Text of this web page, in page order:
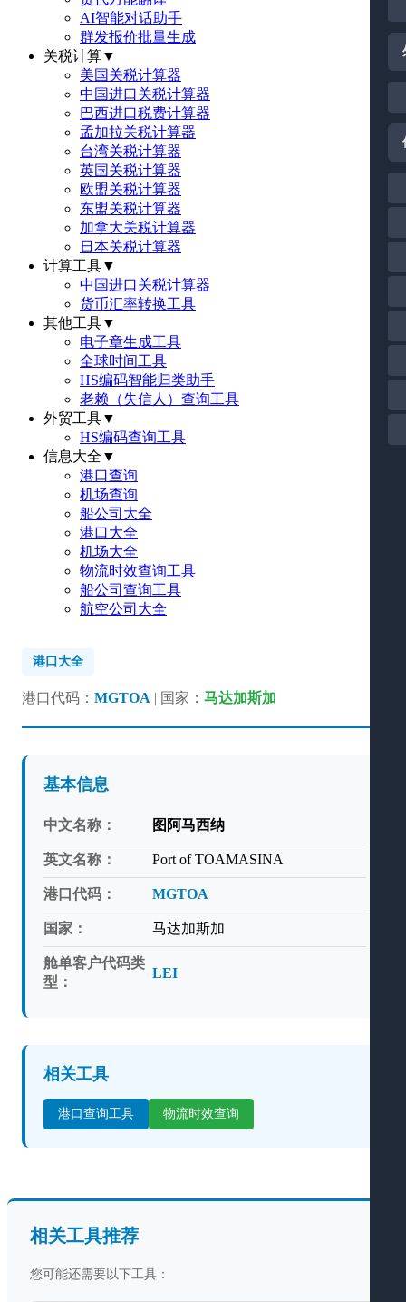
AI智能对话助手
群发报价批量生成
关税计算▼
美国关税计算器
中国进口关税计算器
巴西进口税费计算器
孟加拉关税计算器
台湾关税计算器
英国关税计算器
欧盟关税计算器
东盟关税计算器
加拿大关税计算器
日本关税计算器
计算工具▼
中国进口关税计算器
货币汇率转换工具
其他工具▼
电子章生成工具
全球时间工具
HS编码智能归类助手
老赖（失信人）查询工具
外贸工具▼
HS编码查询工具
信息大全 ▼
港口查询
机场查询
船公司大全
港口大全
机场大全
物流时效查询工具
船公司查询工具
航空公司大全
港口大全
港口代码： MGTOA | 国家： 马达加斯加
基本信息
中文名称： 图阿马西纳
英文名称： Port of TOAMASINA
港口代码： MGTOA
国家： 马达加斯加
舱单客户代码类
型：
LEI
相关工具
港口查询工具 物流时效查询
相关工具推荐
您可能还需要以下工具：